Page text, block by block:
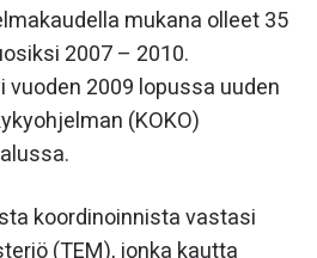
mukana olleet 35
2007 – 2010.
vuoden 2009 lopussa uuden
(KOKO)
koordinoinnista vastasi
(TEM), jonka kautta